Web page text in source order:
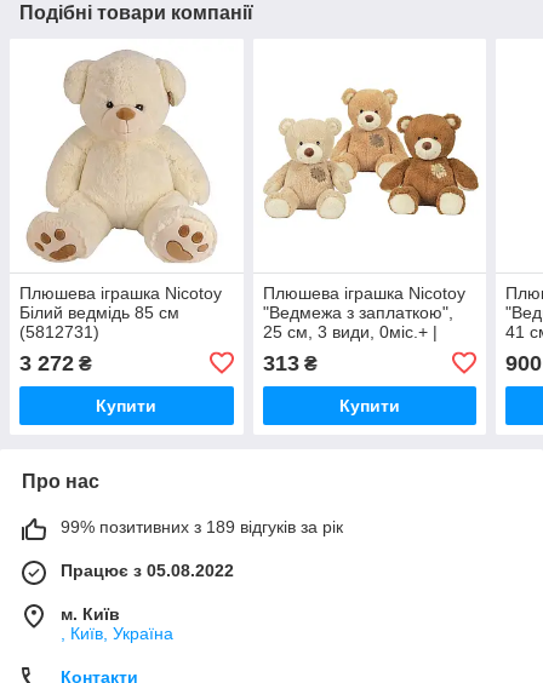
Подібні товари компанії
Плюшева іграшка Nicotoy
Білий ведмідь 85 см
(5812731)
3 272 ₴
Купити
Плюшева іграшка Nicotoy
"Ведмежа з заплаткою",
25 см, 3 види, 0міс.+ |
313₴
Купити
41
900
Про нас
99% позитивних з 189 відгуків за рік
Працює з 05.08.2022
м. Київ
, Київ, Україна
Контакти